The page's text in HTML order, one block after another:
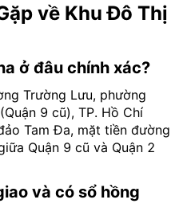
về Khu Đô Thị
ở đâu chính xác?
Trường Lưu, phường
9 cũ), TP. Hồ Chí
Tam Đa, mặt tiền đường
Quận 9 cũ và Quận 2
và có sổ hồng